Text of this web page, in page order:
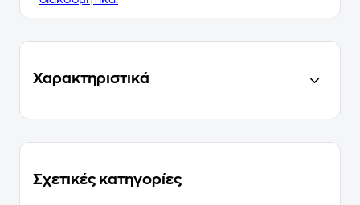
Χαρακτηριστικά
Σχετικές κατηγορίες